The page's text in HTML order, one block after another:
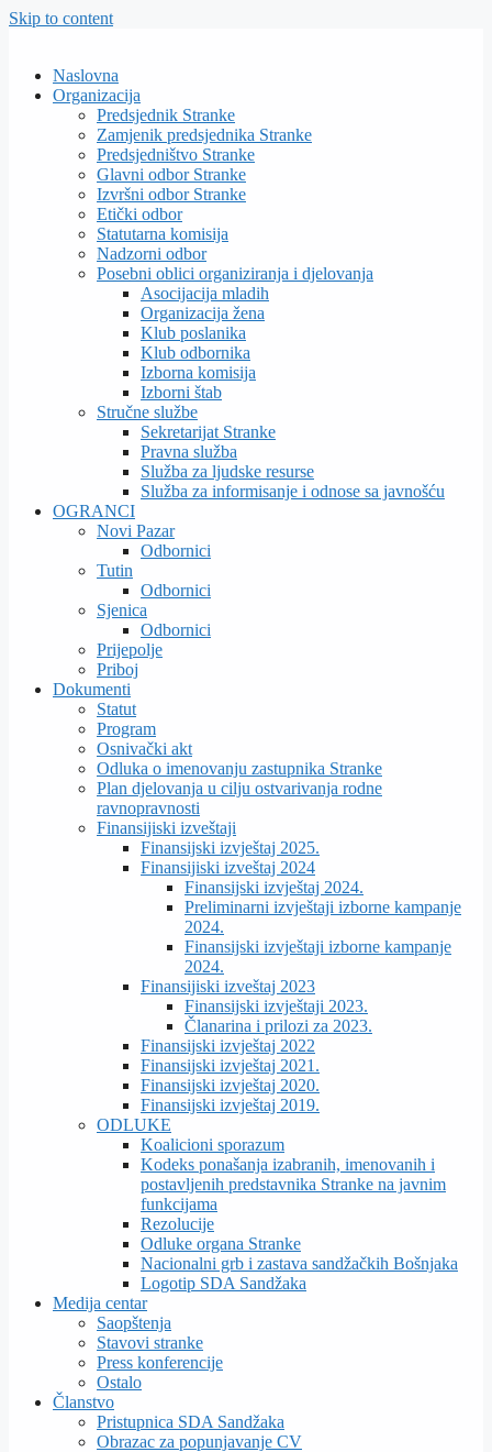
Skip to content
Naslovna
Organizacija
Predsjednik Stranke
Zamjenik predsjednika Stranke
Predsjedništvo Stranke
Glavni odbor Stranke
Izvršni odbor Stranke
Etički odbor
Statutarna komisija
Nadzorni odbor
Posebni oblici organiziranja i djelovanja
Asocijacija mladih
Organizacija žena
Klub poslanika
Klub odbornika
Izborna komisija
Izborni štab
Stručne službe
Sekretarijat Stranke
Pravna služba
Služba za ljudske resurse
Služba za informisanje i odnose sa javnošću
OGRANCI
Novi Pazar
Odbornici
Tutin
Odbornici
Sjenica
Odbornici
Prijepolje
Priboj
Dokumenti
Statut
Program
Osnivački akt
Odluka o imenovanju zastupnika Stranke
Plan djelovanja u cilju ostvarivanja rodne
ravnopravnosti
Finansijiski izveštaji
Finansijski izvještaj 2025.
Finansijiski izveštaj 2024
Finansijski izvještaj 2024.
Preliminarni izvještaji izborne kampanje
2024.
Finansijski izvještaji izborne kampanje
2024.
Finansijiski izveštaj 2023
Finansijski izvještaji 2023.
Članarina i prilozi za 2023.
Finansijski izvještaj 2022
Finansijski izvještaj 2021.
Finansijski izvještaj 2020.
Finansijski izvještaj 2019.
ODLUKE
Koalicioni sporazum
Kodeks ponašanja izabranih, imenovanih i
postavljenih predstavnika Stranke na javnim
funkcijama
Rezolucije
Odluke organa Stranke
Nacionalni grb i zastava sandžačkih Bošnjaka
Logotip SDA Sandžaka
Medija centar
Saopštenja
Stavovi stranke
Press konferencije
Ostalo
Članstvo
Pristupnica SDA Sandžaka
Obrazac za popunjavanje CV